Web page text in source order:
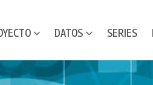
DATOS SERIES